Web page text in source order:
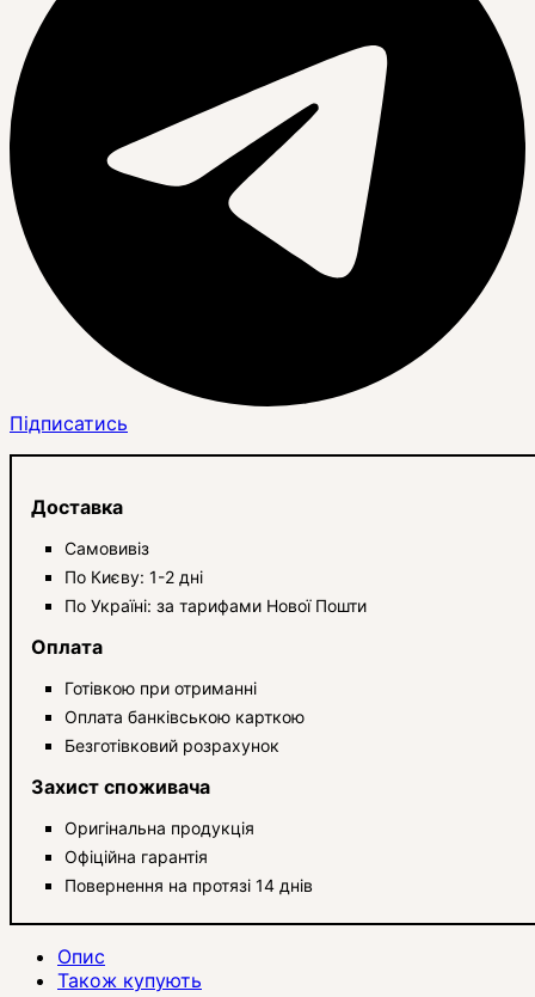
Підписатись
Доставка
Самовивіз
По Києву: 1-2 дні
По Україні: за тарифами Нової Пошти
Оплата
Готівкою при отриманні
Оплата банківською карткою
Безготівковий розрахунок
Захист споживача
Оригінальна продукція
Офіційна гарантія
Повернення на протязі 14 днів
Опис
Також купують